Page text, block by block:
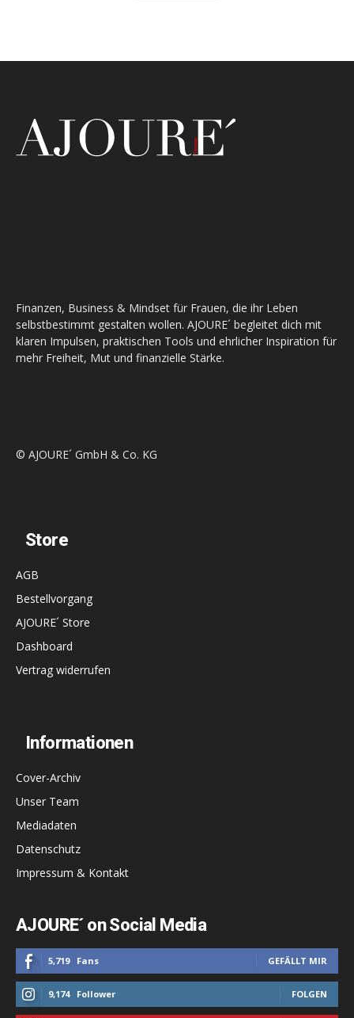
Finanzen, Business & Mindset für Frauen, die ihr Leben
selbstbestimmt gestalten wollen. AJOURE´ begleitet dich mit
klaren Impulsen, praktischen Tools und ehrlicher Inspiration für
mehr Freiheit, Mut und finanzielle Stärke.
© AJOURE´ GmbH & Co. KG
Store
AGB
Bestellvorgang
AJOURE´ Store
Dashboard
Vertrag widerrufen
Informationen
Cover-Archiv
Unser Team
Mediadaten
Datenschutz
Impressum & Kontakt
AJOURE´ on Social Media
5,719 Fans GEFÄLLT MIR
9,174 Follower FOLGEN